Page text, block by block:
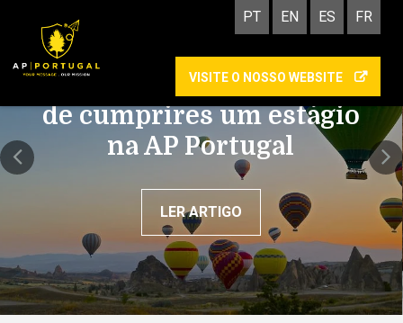
PT EN ES FR
VISITE O NOSSO WEBSITE
Academy: as vantagens
de cumprires um estágio
na AP Portugal
LER ARTIGO